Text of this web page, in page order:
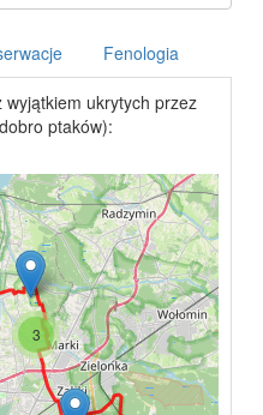
Fenologia
ukrytych przez
ptaków):
3